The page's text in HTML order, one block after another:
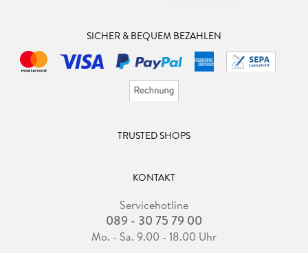
SICHER & BEQUEM BEZAHLEN
TRUSTED SHOPS
KONTAKT
Servicehotline
089 - 30 75 79 00
Mo. - Sa. 9.00 - 18.00 Uhr